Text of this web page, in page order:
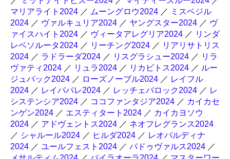
マリアライト2024 ／ ムーングロウ2024 ／ ミスベジル
2024 ／ ヴァルキュリア2024 ／ ヤングスター2024 ／ ヴ
ァイスハイト2024 ／ ヴィータアレグリア2024 ／ リンダ
レベソルータ2024 ／ リーチング2024 ／ リアリサトリス
2024 ／ ラドラーダ2024 ／ リスグラシュー2024 ／ リラ
ヴァティ2024 ／ リュラ2024 ／ リカビトス2024 ／ ルー
ジュバック2024 ／ ローズノーブル2024 ／ レイフル
2024 ／ レイパパレ2024 ／ レッチェバロック2024 ／ レ
システンシア2024 ／ ココファンタジア2024 ／ カイカセ
ンゲン2024 ／ エスティタート2024 ／ カイカヨソウ
2024 ／ アドヴェントス2024 ／ ネオフレグランス2024
／ シャルール2024 ／ ヒルダ2024 ／ レオパルディナ
2024 ／ ユールフェスト2024 ／ パドゥヴァルス2024 ／